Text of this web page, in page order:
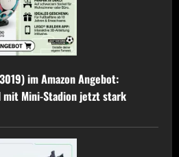
im Amazon Angebot:
mit Mini-Stadion jetzt stark